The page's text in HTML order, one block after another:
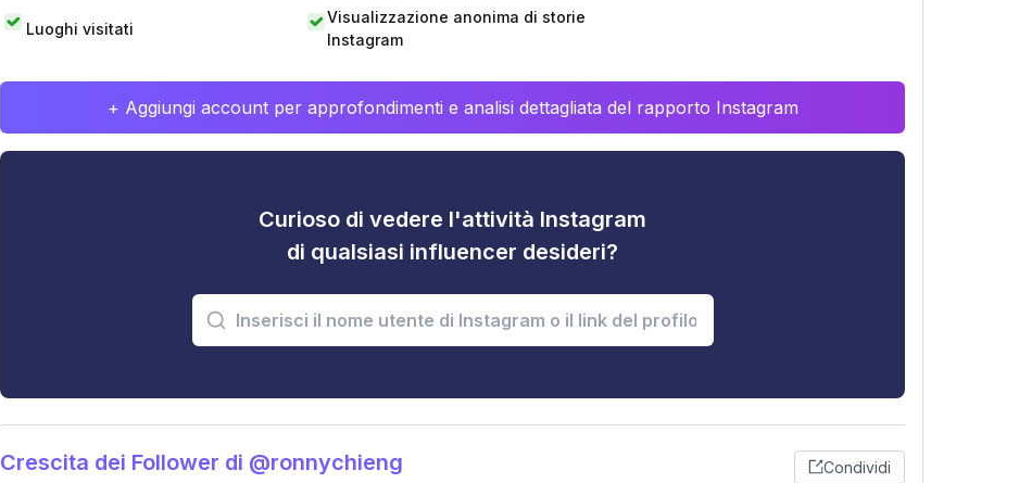
Luoghi visitati
Visualizzazione anonima di storie
Instagram
+ Aggiungi account per approfondimenti e analisi dettagliata del rapporto Instagram
Curioso di vedere l'attività Instagram
di qualsiasi influencer desideri?
Crescita dei Follower di @ronnychieng Condividi